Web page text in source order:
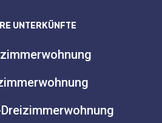
UNTERKÜNFTE